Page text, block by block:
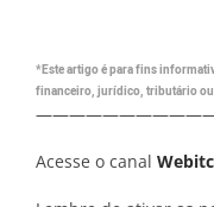
*Este artigo é para fins
financeiro, jurídico, tributário
Acesse o canal